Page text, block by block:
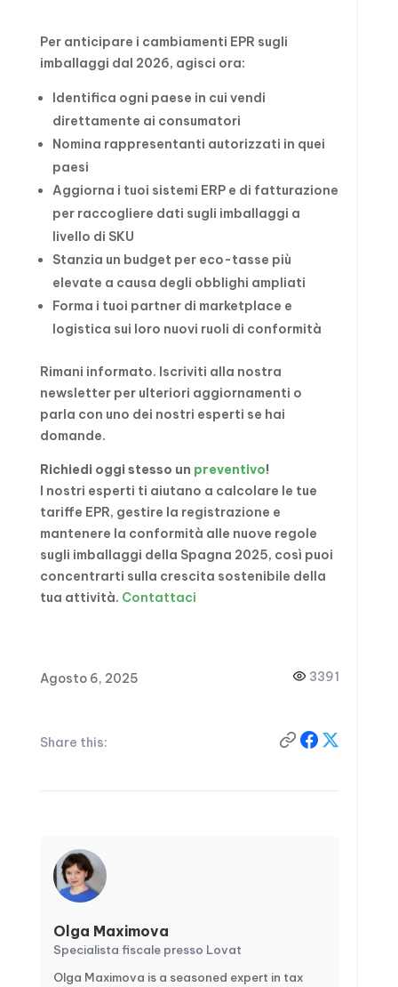
Per anticipare i cambiamenti EPR sugli
imballaggi dal 2026, agisci ora:
Identifica ogni paese in cui vendi
direttamente ai consumatori
Nomina rappresentanti autorizzati in quei
paesi
Aggiorna i tuoi sistemi ERP e di fatturazione
per raccogliere dati sugli imballaggi a
livello di SKU
Stanzia un budget per eco-tasse più
elevate a causa degli obblighi ampliati
Forma i tuoi partner di marketplace e
logistica sui loro nuovi ruoli di conformità
Rimani informato. Iscriviti alla nostra
newsletter per ulteriori aggiornamenti o
parla con uno dei nostri esperti se hai
domande.
Richiedi oggi stesso un preventivo!
I nostri esperti ti aiutano a calcolare le tue
tariffe EPR, gestire la registrazione e
mantenere la conformità alle nuove regole
sugli imballaggi della Spagna 2025, così puoi
concentrarti sulla crescita sostenibile della
tua attività. Contattaci
Agosto 6, 2025 3391
Share this:
Olga Maximova
Specialista fiscale presso Lovat
Olga Maximova is a seasoned expert in tax